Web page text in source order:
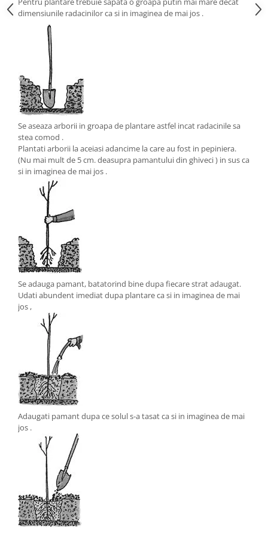
dimensiunile radacinilor ca si in imaginea de mai jos .
Se aseaza arborii in groapa de plantare astfel incat radacinile sa
stea comod .
Plantati arborii la aceiasi adancime la care au fost in pepiniera.
(Nu mai mult de 5 cm. deasupra pamantului din ghiveci ) in sus ca
si in imaginea de mai jos .
Se adauga pamant, batatorind bine dupa fiecare strat adaugat.
Udati abundent imediat dupa plantare ca si in imaginea de mai
jos ,
Adaugati pamant dupa ce solul s-a tasat ca si in imaginea de mai
jos .